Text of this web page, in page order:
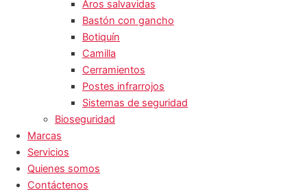
Aros salvavidas
Bastón con gancho
Botiquín
Camilla
Cerramientos
Postes infrarrojos
Sistemas de seguridad
Bioseguridad
Marcas
Servicios
Quienes somos
Contáctenos